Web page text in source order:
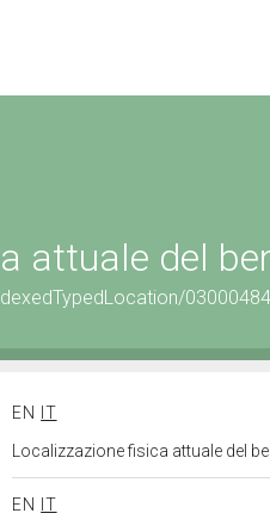
attuale del
EN
IT
Localizzazione fisica attuale del
EN
IT